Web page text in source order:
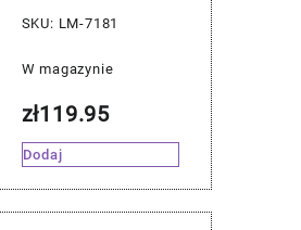
SKU: LM-7181
W magazynie
zł119.95
Dodaj